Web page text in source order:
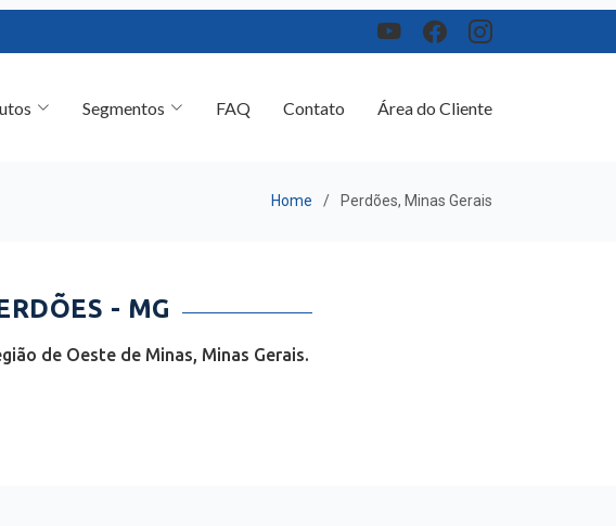
Área do Cliente
Home Perdões, Minas Gerais
- MG
de Oeste de Minas, Minas Gerais.